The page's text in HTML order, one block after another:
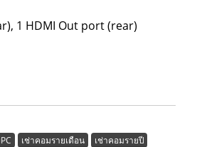
1 HDMI Out port (rear)
เช่าคอมรายเดือน
เช่าคอมรายปี